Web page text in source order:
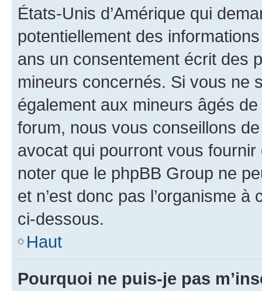
États-Unis d’Amérique qui
potentiellement des
ans un consentement écrit des
mineurs concernés. Si vous ne
également aux mineurs âgés
forum, nous vous conseillons
avocat qui pourront vous
noter que le phpBB Group ne
et n’est donc pas l’organisme
ci-dessous.
Haut
Pourquoi ne puis-je pas